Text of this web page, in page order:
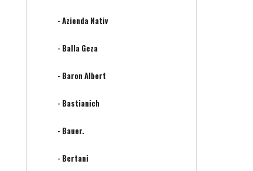
- Azienda Nativ
- Balla Geza
- Baron Albert
- Bastianich
- Bauer.
- Bertani